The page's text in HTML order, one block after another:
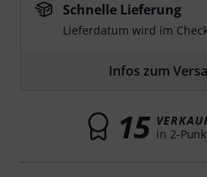
Schnelle Lieferung
Lieferdatum wird im
Infos zum
15 in 2-